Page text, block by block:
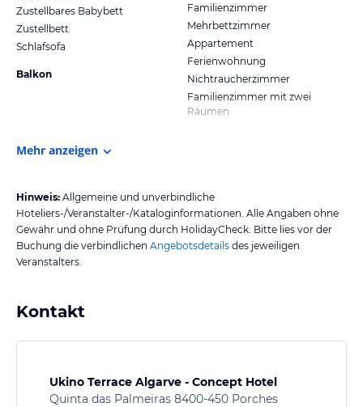
Zustellbares Babybett
Zustellbett
Schlafsofa
Balkon
Familienzimmer
Mehrbettzimmer
Appartement
Ferienwohnung
Nichtraucherzimmer
Familienzimmer mit zwei
Räumen
Mehr anzeigen
Hinweis: Allgemeine und unverbindliche
Hoteliers-/Veranstalter-/Kataloginformationen. Alle Angaben ohne
Gewähr und ohne Prüfung durch HolidayCheck. Bitte lies vor der
Buchung die verbindlichen Angebotsdetails des jeweiligen
Veranstalters.
Kontakt
Ukino Terrace Algarve - Concept Hotel
Quinta das Palmeiras 8400-450 Porches